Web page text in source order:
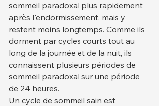
sommeil paradoxal plus rapidement
après l'endormissement, mais y
restent moins longtemps. Comme ils
dorment par cycles courts tout au
long de la journée et de la nuit, ils
connaissent plusieurs périodes de
sommeil paradoxal sur une période
de 24 heures.
Un cycle de sommeil sain est